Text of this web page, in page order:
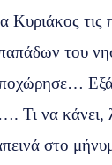
Κυριάκος τις
του
Τι να κάνει,
στο